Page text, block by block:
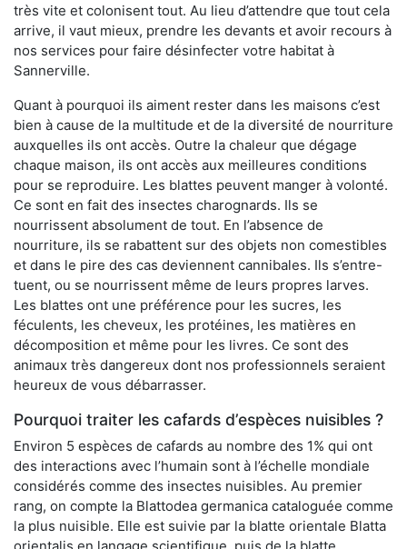
très vite et colonisent tout. Au lieu d’attendre que tout cela
arrive, il vaut mieux, prendre les devants et avoir recours à
nos services pour faire désinfecter votre habitat à
Sannerville.
Quant à pourquoi ils aiment rester dans les maisons c’est
bien à cause de la multitude et de la diversité de nourriture
auxquelles ils ont accès. Outre la chaleur que dégage
chaque maison, ils ont accès aux meilleures conditions
pour se reproduire. Les blattes peuvent manger à volonté.
Ce sont en fait des insectes charognards. Ils se
nourrissent absolument de tout. En l’absence de
nourriture, ils se rabattent sur des objets non comestibles
et dans le pire des cas deviennent cannibales. Ils s’entre-
tuent, ou se nourrissent même de leurs propres larves.
Les blattes ont une préférence pour les sucres, les
féculents, les cheveux, les protéines, les matières en
décomposition et même pour les livres. Ce sont des
animaux très dangereux dont nos professionnels seraient
heureux de vous débarrasser.
Pourquoi traiter les cafards d’espèces nuisibles ?
Environ 5 espèces de cafards au nombre des 1% qui ont
des interactions avec l’humain sont à l’échelle mondiale
considérés comme des insectes nuisibles. Au premier
rang, on compte la Blattodea germanica cataloguée comme
la plus nuisible. Elle est suivie par la blatte orientale Blatta